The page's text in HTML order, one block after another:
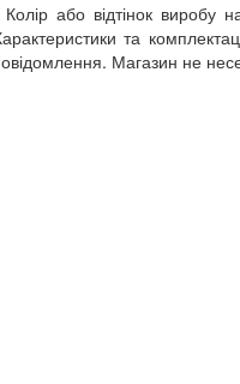
або відтінок виробу
та
Магазин не